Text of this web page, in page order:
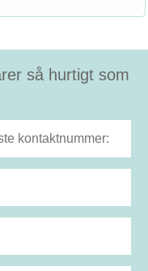
så hurtigt som